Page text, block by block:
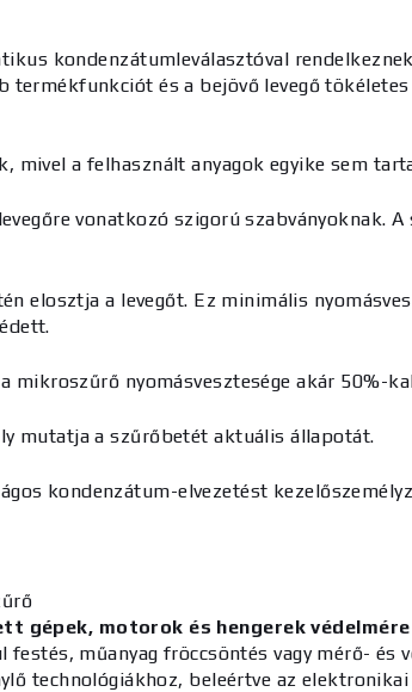
kondenzátumleválasztóval
és a bejövő levegő
mivel a felhasznált anyagok egyike sem
vonatkozó szigorú szabványoknak.
elosztja a levegőt. Ez minimális
nyomásvesztesége akár 50%-
mutatja a szűrőbetét aktuális állapotát.
kondenzátum-elvezetést
gépek, motorok és hengerek védelmére
műanyag fröccsöntés vagy mérő- és
technológiákhoz, beleértve az